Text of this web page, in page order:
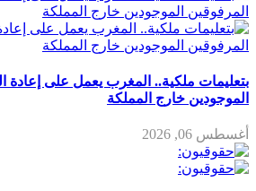
بتعليمات ملكية.. المغرب يعمل على إعادة
الموجودين خارج المملكة
أغسطس 06, 2026